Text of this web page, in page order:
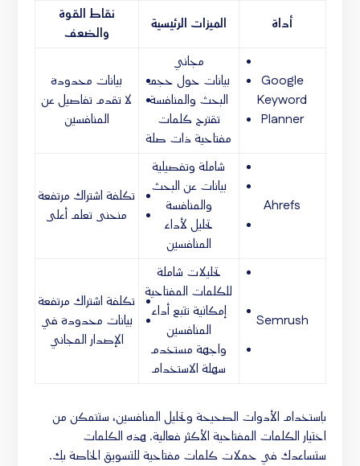
أداة الميزات الرئيسية
نقاط القوة
والضعف
Google
Keyword
Planner
مجاني
بيانات حول حجم
البحث والمنافسة
تقترح كلمات
مفتاحية ذات صلة
بيانات محدودة
لا تقدم تفاصيل عن
المنافسين
Ahrefs
شاملة وتفصيلية
بيانات عن البحث
والمنافسة
تحليل لأداء
المنافسين
تكلفة اشتراك مرتفعة
منحنى تعلم أعلى
Semrush
تحليلات شاملة
للكلمات المفتاحية
إمكانية تتبع أداء
المنافسين
واجهة مستخدم
سهلة الاستخدام
تكلفة اشتراك مرتفعة
بيانات محدودة في
الإصدار المجاني
باستخدام الأدوات الصحيحة وتحليل المنافسين، ستتمكن من
اختيار الكلمات المفتاحية الأكثر فعالية. هذه الكلمات
ستساعدك في حملات كلمات مفتاحية للتسويقالخاصة بك.